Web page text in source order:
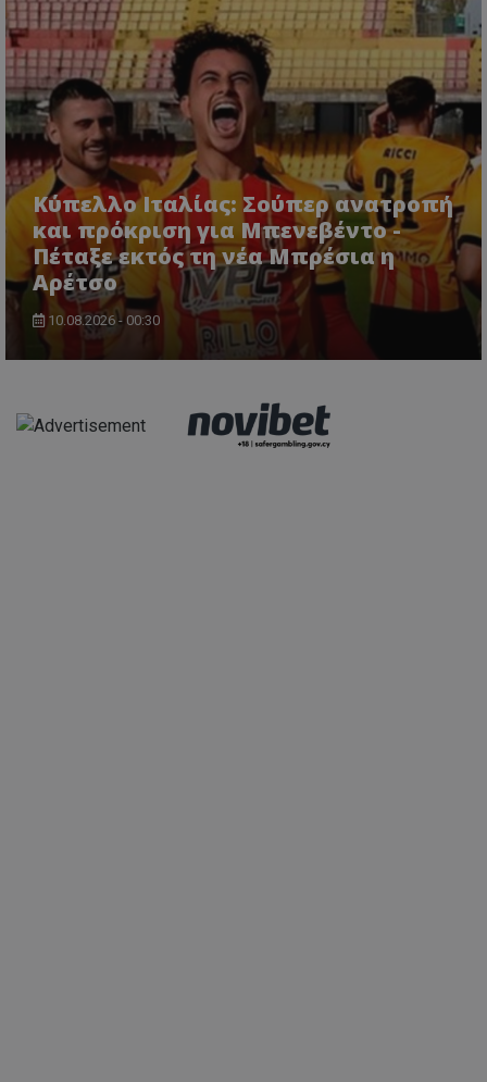
Κύπελλο Ιταλίας: Σούπερ ανατροπή
και πρόκριση για Μπενεβέντο -
Πέταξε εκτός τη νέα Μπρέσια η
Αρέτσο
10.08.2026 - 00:30